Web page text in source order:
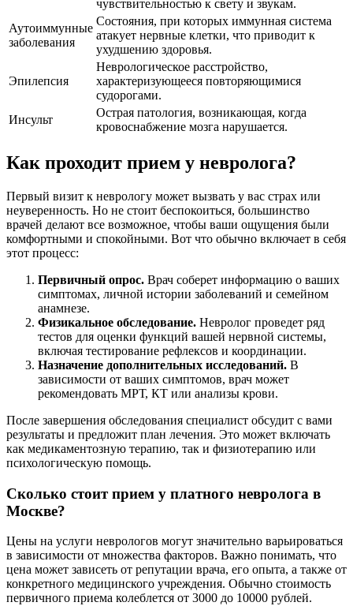
чувствительностью к свету и звукам.
Аутоиммунные
заболевания
Состояния, при которых иммунная система
атакует нервные клетки, что приводит к
ухудшению здоровья.
Эпилепсия
Неврологическое расстройство,
характеризующееся повторяющимися
судорогами.
Инсульт
Острая патология, возникающая, когда
кровоснабжение мозга нарушается.
Как проходит прием у невролога?
Первый визит к неврологу может вызвать у вас страх или
неуверенность. Но не стоит беспокоиться, большинство
врачей делают все возможное, чтобы ваши ощущения были
комфортными и спокойными. Вот что обычно включает в себя
этот процесс:
Первичный опрос. Врач соберет информацию о ваших
симптомах, личной истории заболеваний и семейном
анамнезе.
Физикальное обследование. Невролог проведет ряд
тестов для оценки функций вашей нервной системы,
включая тестирование рефлексов и координации.
Назначение дополнительных исследований. В
зависимости от ваших симптомов, врач может
рекомендовать МРТ, КТ или анализы крови.
После завершения обследования специалист обсудит с вами
результаты и предложит план лечения. Это может включать
как медикаментозную терапию, так и физиотерапию или
психологическую помощь.
Сколько стоит прием у платного невролога в
Москве?
Цены на услуги неврологов могут значительно варьироваться
в зависимости от множества факторов. Важно понимать, что
цена может зависеть от репутации врача, его опыта, а также от
конкретного медицинского учреждения. Обычно стоимость
первичного приема колеблется от 3000 до 10000 рублей.